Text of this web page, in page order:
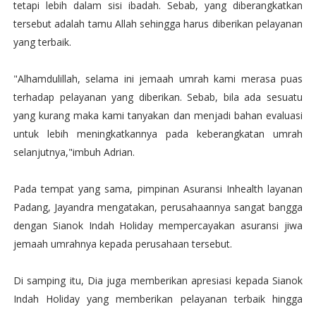
tetapi lebih dalam sisi ibadah. Sebab, yang diberangkatkan
tersebut adalah tamu Allah sehingga harus diberikan pelayanan
yang terbaik.
"Alhamdulillah, selama ini jemaah umrah kami merasa puas
terhadap pelayanan yang diberikan. Sebab, bila ada sesuatu
yang kurang maka kami tanyakan dan menjadi bahan evaluasi
untuk lebih meningkatkannya pada keberangkatan umrah
selanjutnya,"imbuh Adrian.
Pada tempat yang sama, pimpinan Asuransi Inhealth layanan
Padang, Jayandra mengatakan, perusahaannya sangat bangga
dengan Sianok Indah Holiday mempercayakan asuransi jiwa
jemaah umrahnya kepada perusahaan tersebut.
Di samping itu, Dia juga memberikan apresiasi kepada Sianok
Indah Holiday yang memberikan pelayanan terbaik hingga